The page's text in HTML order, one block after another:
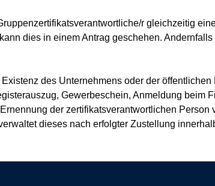
r gleichzeitig
dies in einem Antrag geschehen.
des Unternehmens oder der
Gewerbeschein, Anmeldung beim
der zertifikatsverantwortlichen
dieses nach erfolgter Zustellung